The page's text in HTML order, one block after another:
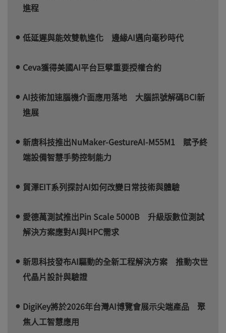
進程
低延遲與能效雙軌進化 邊緣AI邁向毫秒時代
Ceva獲得美國AI平台巨擘重要授權合約
AI技術加速腦機介面應用落地 大腦訊號解碼BCI新
進展
新唐科技推出NuMaker-GestureAI-M55M1 賦予終
端設備智慧手勢控制能力
貿澤EIT系列探討AI如何改變日常技術與體驗
愛德萬測試推出Pin Scale 5000B 升級版數位測試
解決方案應對AI與HPC需求
新思科技發布AI驅動的全新工程解決方案 推動次世
代晶片設計與驗證
DigiKey將於2026年台灣AI博覽會展示尖端產品 聚
焦人工智慧應用